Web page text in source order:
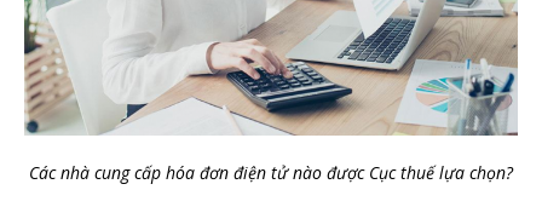
Các nhà cung cấp hóa đơn điện tử nào được Cục thuế lựa chọn?